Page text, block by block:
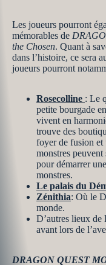
Les joueurs pourront
mémorables de
the Chosen. Quant à
dans l’histoire, ce sera
joueurs pourront
Rosecolline : Le
petite bourgade
vivent en
trouve des
foyer de fusion et
monstres peuvent
pour démarrer
monstres.
Le palais du
Zénithia: Où le
monde.
D’autres lieux
avant lors de
DRAGON QUEST